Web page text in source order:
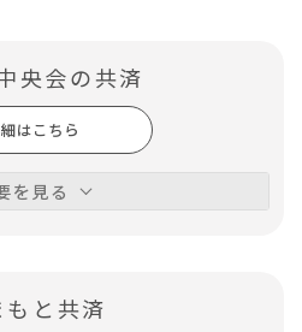
央会の共済
はこちら
を見る
もと共済